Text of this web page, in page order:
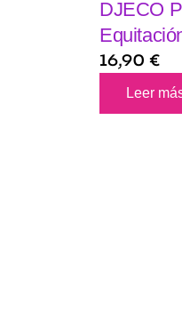
DJECO
16,90 €
Leer